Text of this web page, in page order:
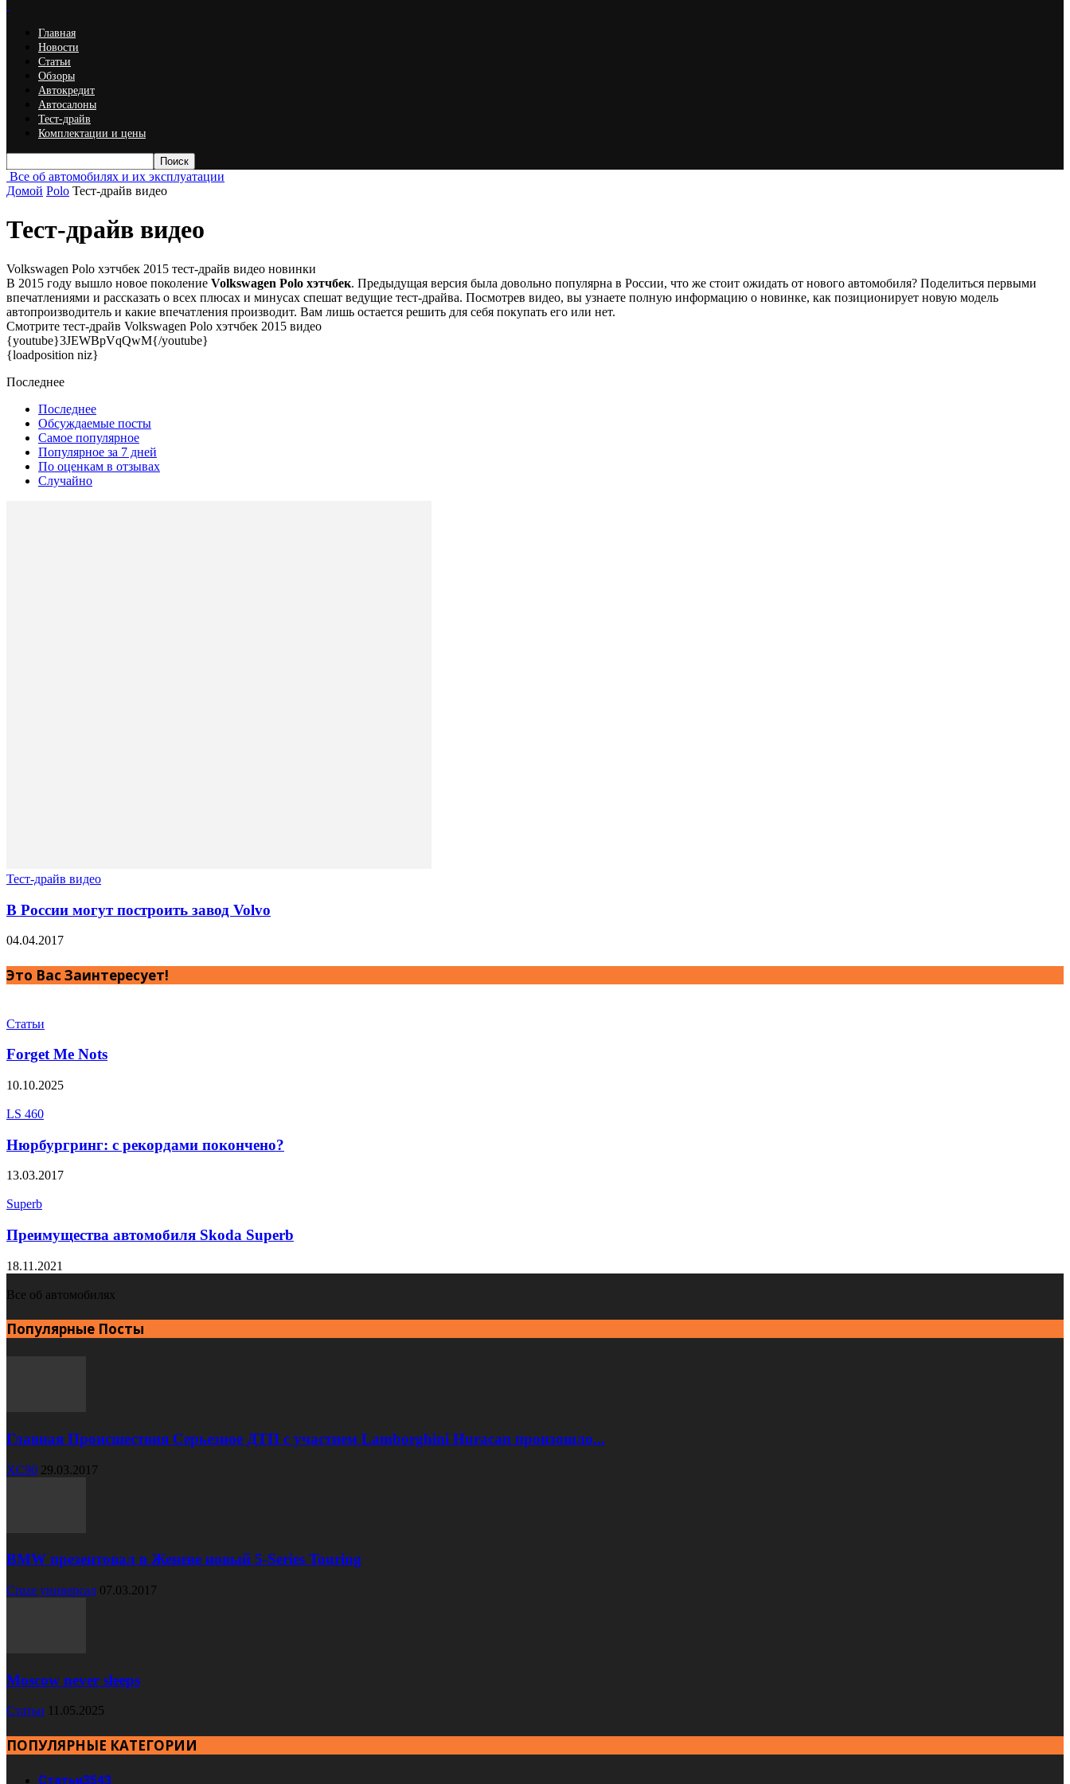
Главная
Новости
Статьи
Обзоры
Автокредит
Автосалоны
Тест-драйв
Комплектации и цены
Все об автомобилях и их эксплуатации
Домой Polo Тест-драйв видео
Тест-драйв видео
Volkswagen Polo хэтчбек 2015 тест-драйв видео новинки
В 2015 году вышло новое поколение Volkswagen Polo хэтчбек. Предыдущая версия была довольно популярна в России, что же стоит ожидать от нового автомобиля? Поделиться первыми
впечатлениями и рассказать о всех плюсах и минусах спешат ведущие тест-драйва. Посмотрев видео, вы узнаете полную информацию о новинке, как позиционирует новую модель
автопроизводитель и какие впечатления производит. Вам лишь остается решить для себя покупать его или нет.
Смотрите тест-драйв Volkswagen Polo хэтчбек 2015 видео
{youtube}3JEWBpVqQwM{/youtube}
{loadposition niz}
Последнее
Последнее
Обсуждаемые посты
Самое популярное
Популярное за 7 дней
По оценкам в отзывах
Случайно
Тест-драйв видео
В России могут построить завод Volvo
04.04.2017
Это Вас Заинтересует!
Статьи
Forget Me Nots
10.10.2025
LS 460
Нюрбургринг: с рекордами покончено?
13.03.2017
Superb
Преимущества автомобиля Skoda Superb
18.11.2021
Все об автомобилях
Популярные Посты
Главная Происшествия Серьезное ДТП с участием Lamborghini Huracan произошло...
XC90 29.03.2017
BMW презентовал в Женеве новый 5-Series Touring
Cruze универсал 07.03.2017
Moscow never sleeps
Статьи 11.05.2025
ПОПУЛЯРНЫЕ КАТЕГОРИИ
Статьи3543